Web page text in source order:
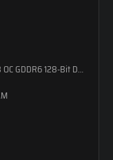
GDDR6 128-Bit DX12